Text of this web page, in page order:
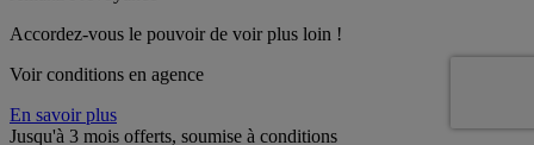
Accordez-vous le pouvoir de voir plus loin !
Voir conditions en agence
En savoir plus
Jusqu'à 3 mois offerts, soumise à conditions